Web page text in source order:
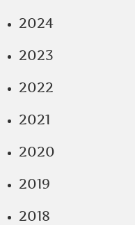
2024
2023
2022
2021
2020
2019
2018